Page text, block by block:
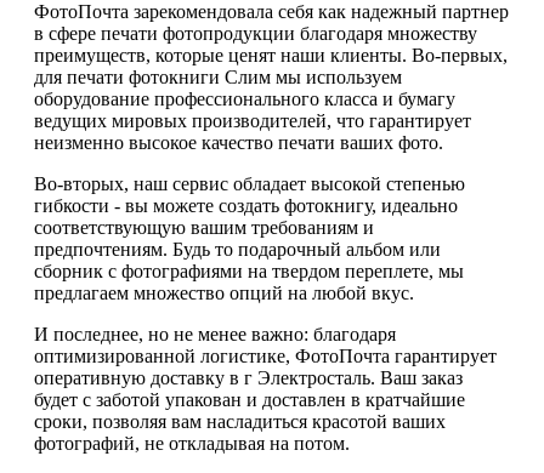
ФотоПочта зарекомендовала себя как надежный партнер
в сфере печати фотопродукции благодаря множеству
преимуществ, которые ценят наши клиенты. Во-первых,
для печати фотокниги Слим мы используем
оборудование профессионального класса и бумагу
ведущих мировых производителей, что гарантирует
неизменно высокое качество печати ваших фото.
Во-вторых, наш сервис обладает высокой степенью
гибкости - вы можете создать фотокнигу, идеально
соответствующую вашим требованиям и
предпочтениям. Будь то подарочный альбом или
сборник с фотографиями на твердом переплете, мы
предлагаем множество опций на любой вкус.
И последнее, но не менее важно: благодаря
оптимизированной логистике, ФотоПочта гарантирует
оперативную доставку в г Электросталь. Ваш заказ
будет с заботой упакован и доставлен в кратчайшие
сроки, позволяя вам насладиться красотой ваших
фотографий, не откладывая на потом.